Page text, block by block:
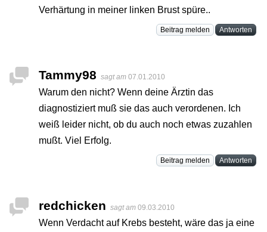
Verhärtung in meiner linken Brust spüre..
Beitrag melden Antworten
Tammy98 sagt am 07.01.2010
Warum den nicht? Wenn deine Ärztin das
diagnostiziert muß sie das auch verordenen. Ich
weiß leider nicht, ob du auch noch etwas zuzahlen
mußt. Viel Erfolg.
Beitrag melden Antworten
redchicken sagt am 09.03.2010
Wenn Verdacht auf Krebs besteht, wäre das ja eine